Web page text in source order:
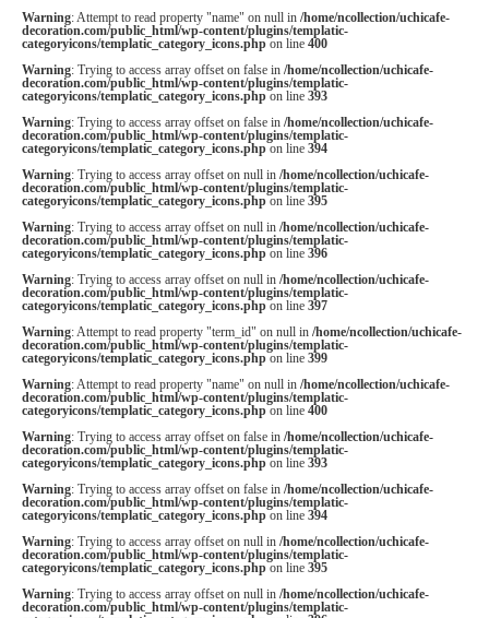
Warning: Attempt to read property "name" on null in /home/ncollection/uchicafe-
decoration.com/public_html/wp-content/plugins/templatic-
categoryicons/templatic_category_icons.phpon line 400
Warning: Trying to access array offset on false in /home/ncollection/uchicafe-
decoration.com/public_html/wp-content/plugins/templatic-
categoryicons/templatic_category_icons.phpon line 393
Warning: Trying to access array offset on false in /home/ncollection/uchicafe-
decoration.com/public_html/wp-content/plugins/templatic-
categoryicons/templatic_category_icons.phpon line 394
Warning: Trying to access array offset on null in /home/ncollection/uchicafe-
decoration.com/public_html/wp-content/plugins/templatic-
categoryicons/templatic_category_icons.phpon line 395
Warning: Trying to access array offset on null in /home/ncollection/uchicafe-
decoration.com/public_html/wp-content/plugins/templatic-
categoryicons/templatic_category_icons.phpon line 396
Warning: Trying to access array offset on null in /home/ncollection/uchicafe-
decoration.com/public_html/wp-content/plugins/templatic-
categoryicons/templatic_category_icons.phpon line 397
Warning: Attempt to read property "term_id" on null in /home/ncollection/uchicafe-
decoration.com/public_html/wp-content/plugins/templatic-
categoryicons/templatic_category_icons.phpon line 399
Warning: Attempt to read property "name" on null in /home/ncollection/uchicafe-
decoration.com/public_html/wp-content/plugins/templatic-
categoryicons/templatic_category_icons.phpon line 400
Warning: Trying to access array offset on false in /home/ncollection/uchicafe-
decoration.com/public_html/wp-content/plugins/templatic-
categoryicons/templatic_category_icons.phpon line 393
Warning: Trying to access array offset on false in /home/ncollection/uchicafe-
decoration.com/public_html/wp-content/plugins/templatic-
categoryicons/templatic_category_icons.phpon line 394
Warning: Trying to access array offset on null in /home/ncollection/uchicafe-
decoration.com/public_html/wp-content/plugins/templatic-
categoryicons/templatic_category_icons.phpon line 395
Warning: Trying to access array offset on null in /home/ncollection/uchicafe-
decoration.com/public_html/wp-content/plugins/templatic-